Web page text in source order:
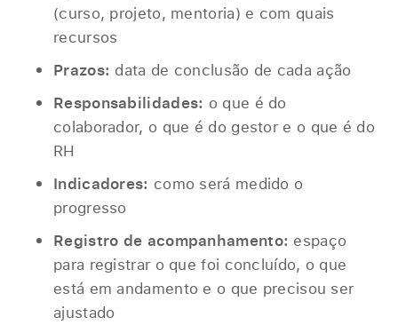
(curso, projeto, mentoria) e com quais
recursos
Prazos: data de conclusão de cada ação
Responsabilidades: o que é do
colaborador, o que é do gestor e o que é do
RH
Indicadores: como será medido o
progresso
Registro de acompanhamento: espaço
para registrar o que foi concluído, o que
está em andamento e o que precisou ser
ajustado